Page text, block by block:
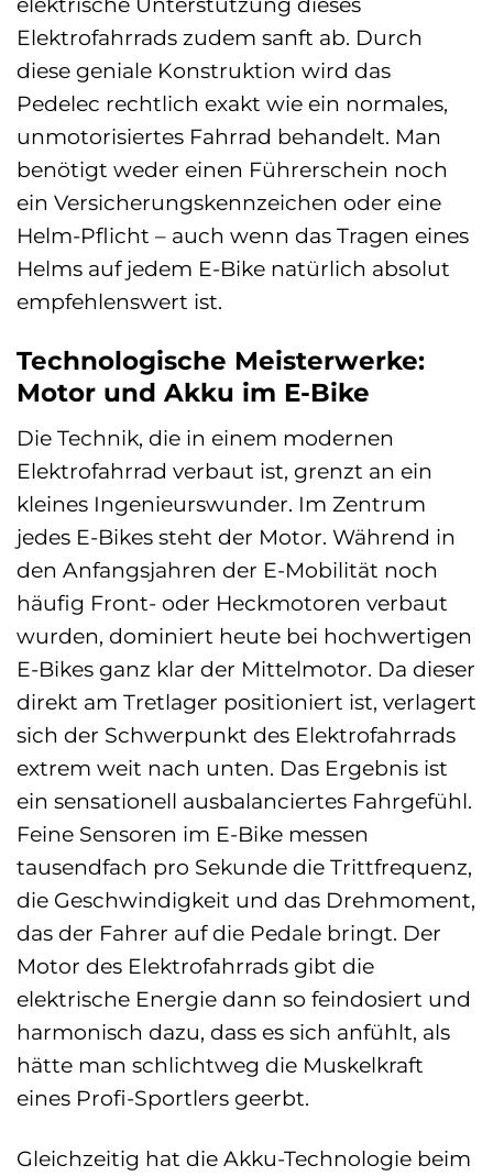
Elektrofahrrads zudem sanft ab. Durch
diese geniale Konstruktion wird das
Pedelec rechtlich exakt wie ein normales,
unmotorisiertes Fahrrad behandelt. Man
benötigt weder einen Führerschein noch
ein Versicherungskennzeichen oder eine
Helm-Pflicht – auch wenn das Tragen eines
Helms auf jedem E-Bike natürlich absolut
empfehlenswert ist.
Technologische Meisterwerke:
Motor und Akku im E-Bike
Die Technik, die in einem modernen
Elektrofahrrad verbaut ist, grenzt an ein
kleines Ingenieurswunder. Im Zentrum
jedes E-Bikes steht der Motor. Während in
den Anfangsjahren der E-Mobilität noch
häufig Front- oder Heckmotoren verbaut
wurden, dominiert heute bei hochwertigen
E-Bikes ganz klar der Mittelmotor. Da dieser
direkt am Tretlager positioniert ist, verlagert
sich der Schwerpunkt des Elektrofahrrads
extrem weit nach unten. Das Ergebnis ist
ein sensationell ausbalanciertes Fahrgefühl.
Feine Sensoren im E-Bike messen
tausendfach pro Sekunde die Trittfrequenz,
die Geschwindigkeit und das Drehmoment,
das der Fahrer auf die Pedale bringt. Der
Motor des Elektrofahrrads gibt die
elektrische Energie dann so feindosiert und
harmonisch dazu, dass es sich anfühlt, als
hätte man schlichtweg die Muskelkraft
eines Profi-Sportlers geerbt.
Gleichzeitig hat die Akku-Technologie beim